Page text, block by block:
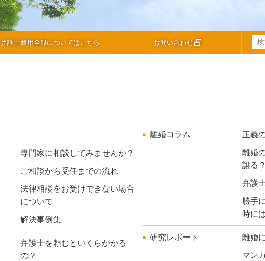
弁護士費用全般についてはこちら お問い合わせ
専門家に相談してみませんか？
ご相談から受任までの流れ
法律相談をお受けできない場合
について
解決事例集
弁護士を頼むといくらかかる
の？
離婚コラム 正義
離婚
譲る？
弁護
勝手
時に
研究レポート 離婚
マン